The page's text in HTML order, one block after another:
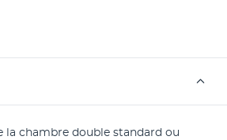
la chambre double standard ou